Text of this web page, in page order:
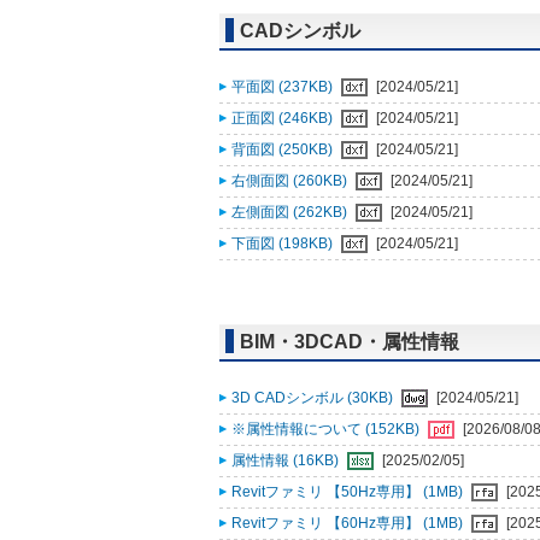
CADシンボル
平面図 (237KB)
[2024/05/21]
正面図 (246KB)
[2024/05/21]
背面図 (250KB)
[2024/05/21]
右側面図 (260KB)
[2024/05/21]
左側面図 (262KB)
[2024/05/21]
下面図 (198KB)
[2024/05/21]
BIM・3DCAD・属性情報
3D CADシンボル (30KB)
[2024/05/21]
※属性情報について (152KB)
[2026/08/
属性情報 (16KB)
[2025/02/05]
Revitファミリ 【50Hz専用】 (1MB)
Revitファミリ 【60Hz専用】 (1MB)